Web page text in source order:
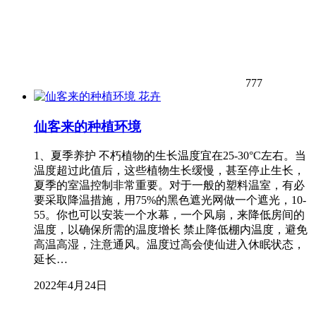
777
花卉
仙客来的种植环境
1、夏季养护 不朽植物的生长温度宜在25-30°C左右。当
温度超过此值后，这些植物生长缓慢，甚至停止生长，
夏季的室温控制非常重要。对于一般的塑料温室，有必
要采取降温措施，用75%的黑色遮光网做一个遮光，10-
55。你也可以安装一个水幕，一个风扇，来降低房间的
温度，以确保所需的温度增长 禁止降低棚内温度，避免
高温高湿，注意通风。温度过高会使仙进入休眠状态，
延长…
2022年4月24日